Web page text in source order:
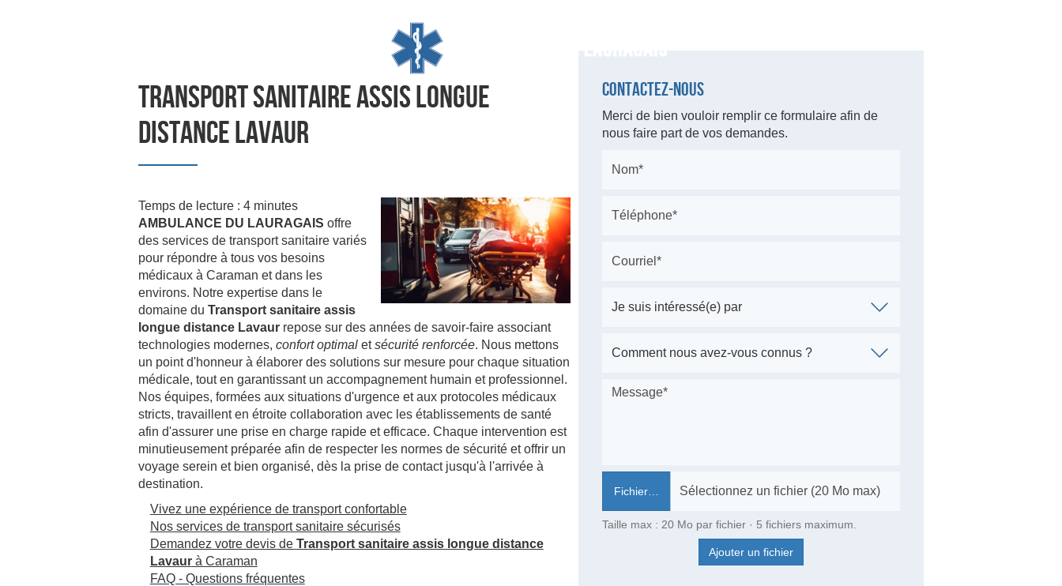
TRANSPORT SANITAIRE ASSIS LONGUE
DISTANCE LAVAUR
Temps de lecture : 4 minutes
AMBULANCE DU LAURAGAIS offre
des services de transport sanitaire variés
pour répondre à tous vos besoins
médicaux à Caraman et dans les
environs. Notre expertise dans le
domaine du Transport sanitaire assis
longue distance Lavaurrepose sur des années de savoir-faire associant
technologies modernes, confort optimaletsécurité renforcée. Nous mettons
un point d'honneur à élaborer des solutions sur mesure pour chaque situation
médicale, tout en garantissant un accompagnement humain et professionnel.
Nos équipes, formées aux situations d'urgence et aux protocoles médicaux
stricts, travaillent en étroite collaboration avec les établissements de santé
afin d'assurer une prise en charge rapide et efficace. Chaque intervention est
minutieusement préparée afin de respecter les normes de sécurité et offrir un
voyage serein et bien organisé, dès la prise de contact jusqu'à l'arrivée à
destination.
Vivez une expérience de transport confortable
Nos services de transport sanitaire sécurisés
Demandez votre devis de Transport sanitaire assis longue distance
Lavaurà Caraman
FAQ - Questions fréquentes
Contactez-nous
Merci de bien vouloir remplir ce formulaire afin de
nous faire part de vos demandes.
Fichier…
Taille max : 20 Mo par fichier · 5 fichiers maximum.
Ajouter un fichier